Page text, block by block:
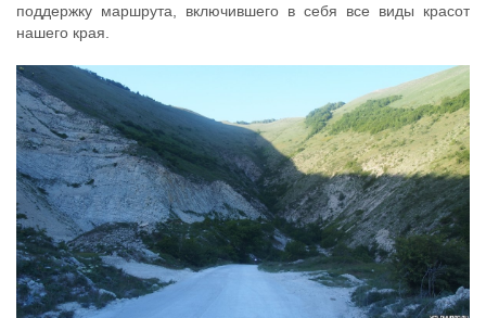
поддержку маршрута, включившего в себя все виды красот
нашего края.